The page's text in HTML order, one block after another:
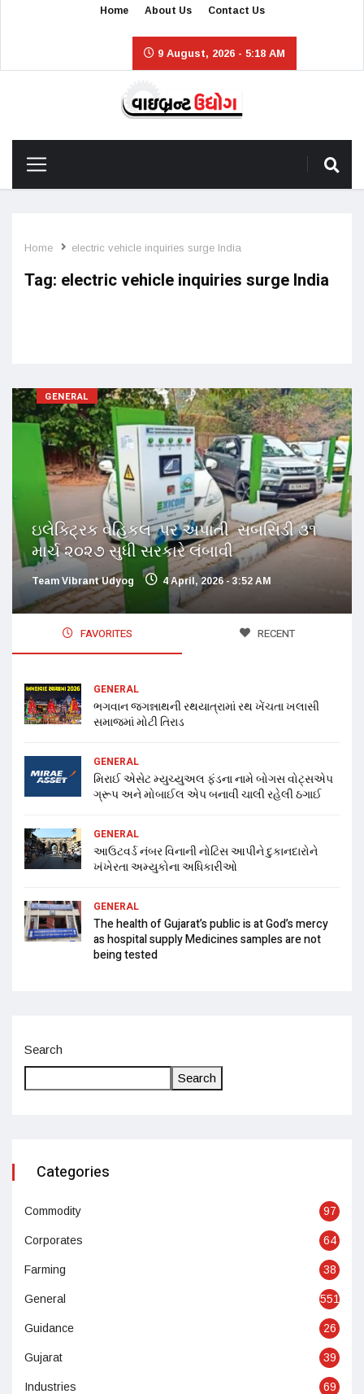
Home About Us Contact Us
9 August, 2026 - 5:18 AM
Home electric vehicle inquiries surge India
Tag: electric vehicle inquiries surge India
GENERAL
ઇલેક્ટ્રિક વેહિકલ પર અપાતી સબસિડી ૩૧
માર્ચ ૨૦૨૭ સુધી સરકારે લંબાવી
Team Vibrant Udyog 4 April, 2026 - 3:52 AM
FAVORITES RECENT
GENERAL
ભગવાન જગન્નાથની રથયાત્રામાં રથ ખેંચતા ખલાસી
સમાજમાં મોટી તિરાડ
GENERAL
મિરાઈ એસેટ મ્યુચ્યુઅલ ફંડના નામે બોગસ વોટ્સએપ
ગ્રૂપ અને મોબાઈલ એપ બનાવી ચાલી રહેલી ઠગાઈ
GENERAL
આઉટવર્ડ નંબર વિનાની નોટિસ આપીને દુકાનદારોને
ખંખેરતા અમ્યુકોના અધિકારીઓ
GENERAL
The health of Gujarat’s public is at God’s mercy
as hospital supply Medicines samples are not
being tested
Search
Search
Categories
Commodity 97
Corporates 64
Farming 38
General 551
Guidance 26
Gujarat 39
Industries 69